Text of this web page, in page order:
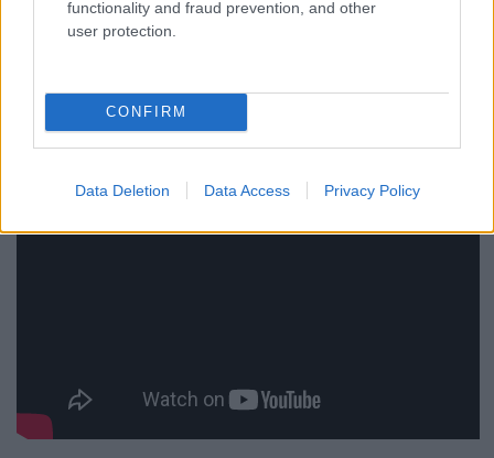
functionality and fraud prevention, and other
user protection.
CONFIRM
Data Deletion Data Access Privacy Policy
koordinátor.